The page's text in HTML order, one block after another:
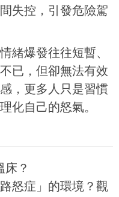
失控，引發危險駕
緒爆發往往短暫、
已，但卻無法有效
，更多人只是習慣
化自己的怒氣。
？
怒症」的環境？觀